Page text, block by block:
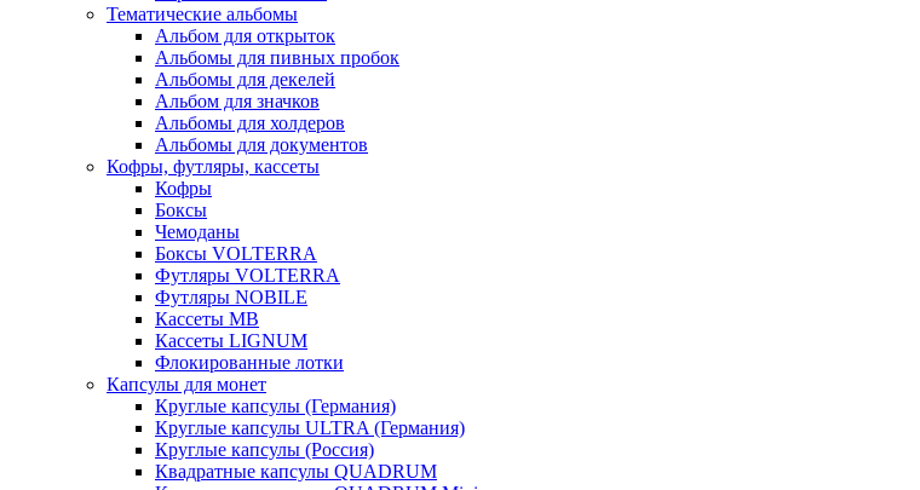
Тематические альбомы
Альбом для открыток
Альбомы для пивных пробок
Альбомы для декелей
Альбом для значков
Альбомы для холдеров
Альбомы для документов
Кофры, футляры, кассеты
Кофры
Боксы
Чемоданы
Боксы VOLTERRA
Футляры VOLTERRA
Футляры NOBILE
Кассеты МВ
Кассеты LIGNUM
Флокированные лотки
Капсулы для монет
Круглые капсулы (Германия)
Круглые капсулы ULTRA (Германия)
Круглые капсулы (Россия)
Квадратные капсулы QUADRUM